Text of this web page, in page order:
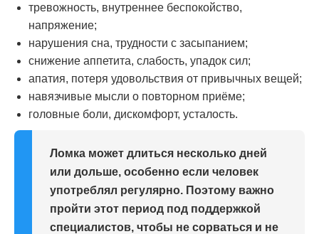
тревожность, внутреннее беспокойство,
напряжение;
нарушения сна, трудности с засыпанием;
снижение аппетита, слабость, упадок сил;
апатия, потеря удовольствия от привычных вещей;
навязчивые мысли о повторном приёме;
головные боли, дискомфорт, усталость.
Ломка может длиться несколько дней
или дольше, особенно если человек
употреблял регулярно. Поэтому важно
пройти этот период под поддержкой
специалистов, чтобы не сорваться и не